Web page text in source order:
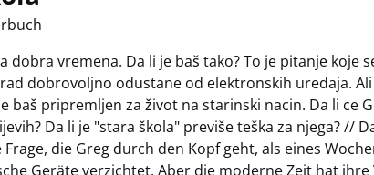
dobra vremena. Da li je baš tako? To je pitanje koje
dobrovoljno odustane od elektronskih uredaja.
baš pripremljen za život na starinski nacin. Da li ce
Da li je "stara škola" previše teška za njega? //
die Greg durch den Kopf geht, als eines
Geräte verzichtet. Aber die moderne Zeit hat